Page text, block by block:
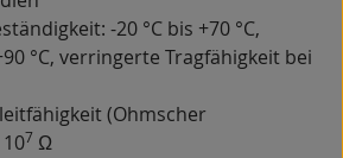
-20 °C bis +70 °C,
°C, verringerte Tragfähigkeit bei
(Ohmscher
7 Ω